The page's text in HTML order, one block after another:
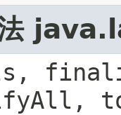
法